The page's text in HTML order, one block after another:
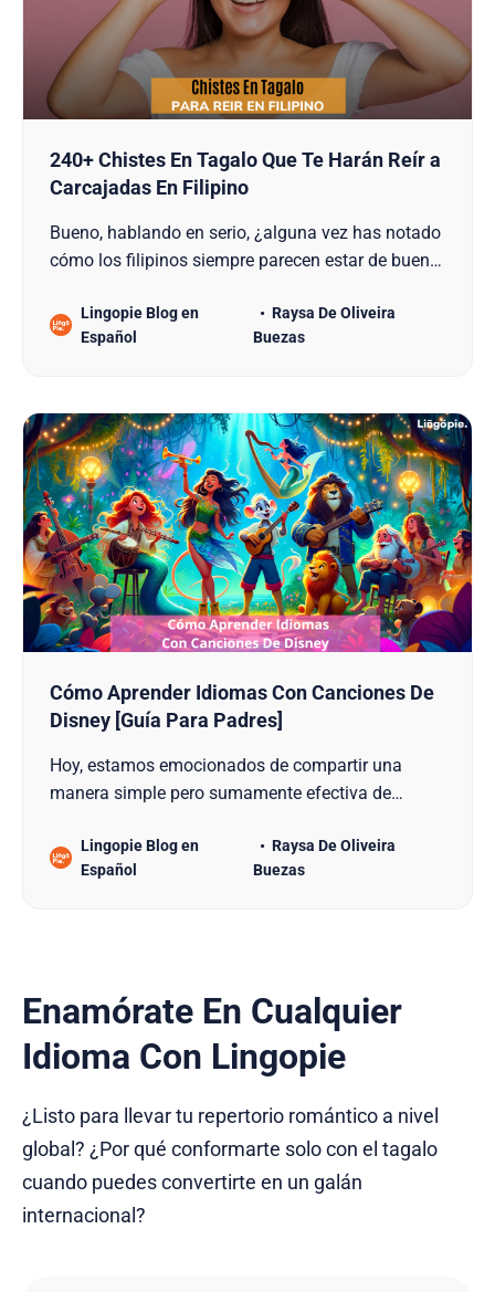
240+ Chistes En Tagalo Que Te Harán Reír a
Carcajadas En Filipino
Bueno, hablando en serio, ¿alguna vez has notado
cómo los filipinos siempre parecen estar de buen
acaba de obtener el puesto número 2 como el país
más feliz del sudeste asiático. ¿Y si te dijera que
Lingopie Blog en
Español
Raysa De Oliveira
Buezas
Cómo Aprender Idiomas Con Canciones De
Disney [Guía Para Padres]
Hoy, estamos emocionados de compartir una
manera simple pero sumamente efectiva de
canciones de Disney! Sí, lo escuchaste bien, las
canciones de Disney pueden ser una valiosa
Lingopie Blog en
Español
Raysa De Oliveira
Buezas
Enamórate En Cualquier
Idioma Con Lingopie
¿Listo para llevar tu repertorio romántico a nivel
global? ¿Por qué conformarte solo con el tagalo
cuando puedes convertirte en un galán
internacional?